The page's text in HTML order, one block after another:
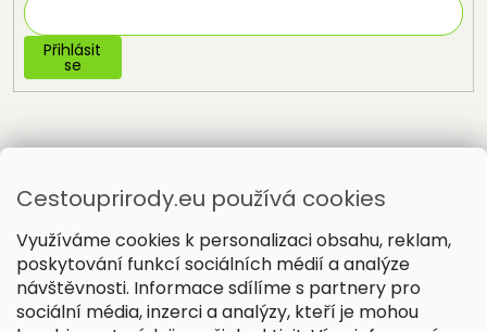
Cestouprirody.eu používá cookies
Využíváme cookies k personalizaci obsahu, reklam,
poskytování funkcí sociálních médií a analýze
návštěvnosti. Informace sdílíme s partnery pro
sociální média, inzerci a analýzy, kteří je mohou
Přihlásit
se
Vytvořil Shoptet